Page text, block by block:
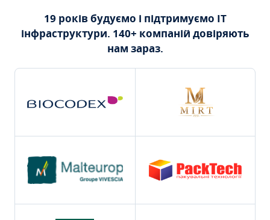
19 років будуємо і підтримуємо ІТ
інфраструктури. 140+ компаній довіряють
нам зараз.